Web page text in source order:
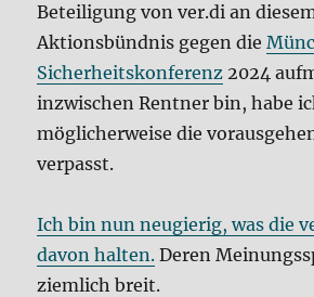
Beteiligung von ver.di an
Aktionsbündnis gegen die
Sicherheitskonferenz 2024
inzwischen Rentner bin, habe
möglicherweise die
verpasst.
Ich bin nun neugierig, was die
davon halten. Deren
ziemlich breit.